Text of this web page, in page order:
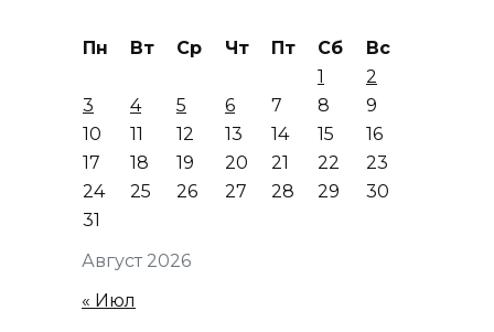
Август 2026
Пн Вт Ср Чт Пт Сб
Вс
1
2
3
4 5 6 7 8
9
10
11 12 13 14 15
16
17
18 19 20 21 22
23
24
25 26 27 28 29
30
31
« Июл